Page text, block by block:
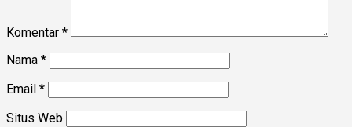
Komentar *
Nama *
Email *
Situs Web